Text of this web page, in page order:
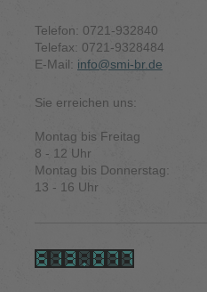
Telefon: 0721-932840
Telefax: 0721-9328484
E-Mail: info@smi-br.de
Sie erreichen uns:
Montag bis Freitag
8 - 12 Uhr
Montag bis Donnerstag:
13 - 16 Uhr